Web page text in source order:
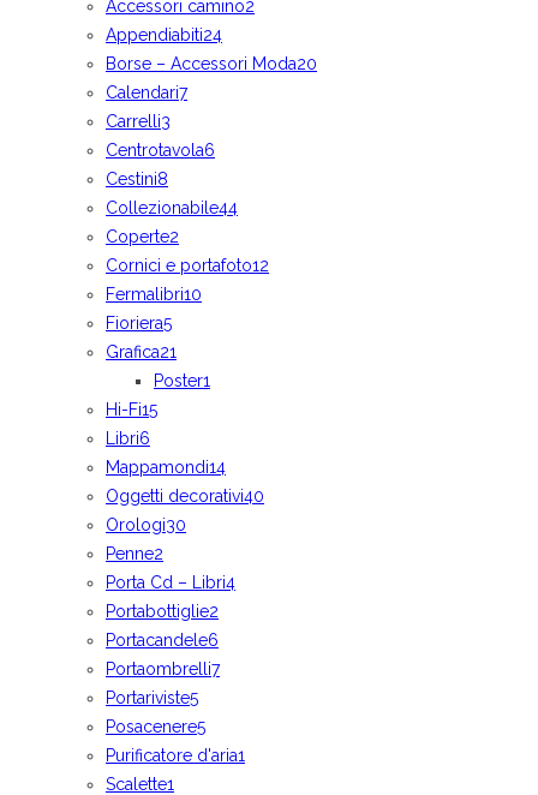
Accessori camino2
Appendiabiti24
Borse – Accessori Moda20
Calendari7
Carrelli3
Centrotavola6
Cestini8
Collezionabile44
Coperte2
Cornici e portafoto12
Fermalibri10
Fioriera5
Grafica21
Poster1
Hi-Fi15
Libri6
Mappamondi14
Oggetti decorativi40
Orologi30
Penne2
Porta Cd – Libri4
Portabottiglie2
Portacandele6
Portaombrelli7
Portariviste5
Posacenere5
Purificatore d'aria1
Scalette1